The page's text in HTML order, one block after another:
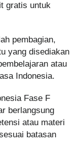
gratis untuk
pembagian,
yang disediakan
atau
Indonesia.
Fase F
berlangsung
atau materi
batasan